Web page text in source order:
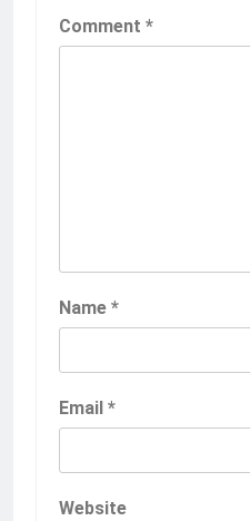
Comment *
Name *
Email *
Website